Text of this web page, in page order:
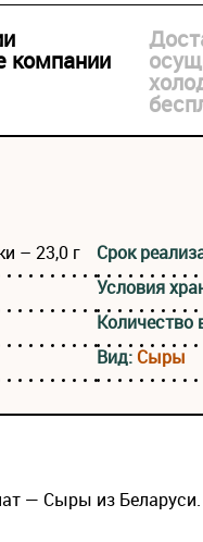
компании
– 23,0 г Срок
Условия
Количество
Вид: Сыры
— Сыры из Беларуси.